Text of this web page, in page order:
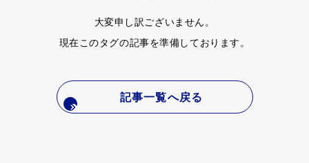
大変申し訳ございません。
現在このタグの記事を準備しております。
記事一覧へ戻る